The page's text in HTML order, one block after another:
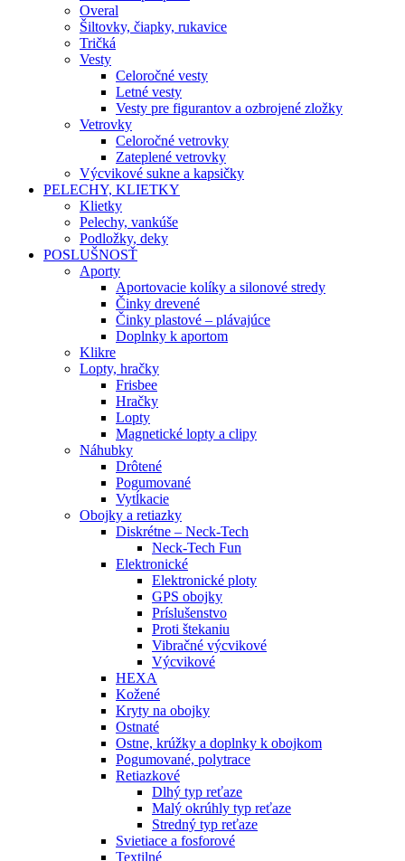
Overal
Šiltovky, čiapky, rukavice
Tričká
Vesty
Celoročné vesty
Letné vesty
Vesty pre figurantov a ozbrojené zložky
Vetrovky
Celoročné vetrovky
Zateplené vetrovky
Výcvikové sukne a kapsičky
PELECHY, KLIETKY
Klietky
Pelechy, vankúše
Podložky, deky
POSLUŠNOSŤ
Aporty
Aportovacie kolíky a silonové stredy
Činky drevené
Činky plastové – plávajúce
Doplnky k aportom
Klikre
Lopty, hračky
Frisbee
Hračky
Lopty
Magnetické lopty a clipy
Náhubky
Drôtené
Pogumované
Vytĺkacie
Obojky a retiazky
Diskrétne – Neck-Tech
Neck-Tech Fun
Elektronické
Elektronické ploty
GPS obojky
Príslušenstvo
Proti štekaniu
Vibračné výcvikové
Výcvikové
HEXA
Kožené
Kryty na obojky
Ostnaté
Ostne, krúžky a doplnky k obojkom
Pogumované, polytrace
Retiazkové
Dlhý typ reťaze
Malý okrúhly typ reťaze
Stredný typ reťaze
Svietiace a fosforové
Textilné